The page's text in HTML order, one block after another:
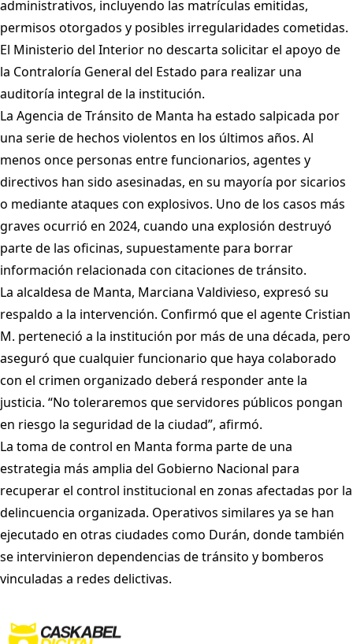
administrativos, incluyendo las matrículas emitidas,
permisos otorgados y posibles irregularidades cometidas.
El Ministerio del Interior no descarta solicitar el apoyo de
la Contraloría General del Estado para realizar una
auditoría integral de la institución.
La Agencia de Tránsito de Manta ha estado salpicada por
una serie de hechos violentos en los últimos años. Al
menos once personas entre funcionarios, agentes y
directivos han sido asesinadas, en su mayoría por sicarios
o mediante ataques con explosivos. Uno de los casos más
graves ocurrió en 2024, cuando una explosión destruyó
parte de las oficinas, supuestamente para borrar
información relacionada con citaciones de tránsito.
La alcaldesa de Manta, Marciana Valdivieso, expresó su
respaldo a la intervención. Confirmó que el agente Cristian
M. perteneció a la institución por más de una década, pero
aseguró que cualquier funcionario que haya colaborado
con el crimen organizado deberá responder ante la
justicia. “No toleraremos que servidores públicos pongan
en riesgo la seguridad de la ciudad”, afirmó.
La toma de control en Manta forma parte de una
estrategia más amplia del Gobierno Nacional para
recuperar el control institucional en zonas afectadas por la
delincuencia organizada. Operativos similares ya se han
ejecutado en otras ciudades como Durán, donde también
se intervinieron dependencias de tránsito y bomberos
vinculadas a redes delictivas.